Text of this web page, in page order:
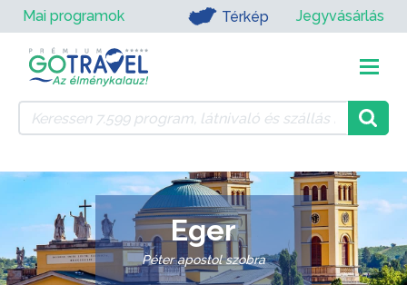
Mai programok Térkép Jegyvásárlás
Eger
Péter apostol szobra